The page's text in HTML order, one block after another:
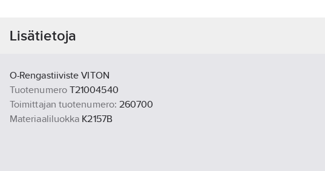
Lisätietoja
O-Rengastiiviste VITON
Tuotenumero T21004540
Toimittajan tuotenumero: 260700
Materiaaliluokka K2157B